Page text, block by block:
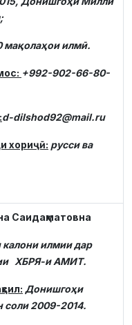
мақолаҳои илмӣ.
+992-902-66-80-
d-dilshod92@mail.ru
хориҷӣ: русси ва
Саидаҳматовна
илмии дар
ХБРЯ-и АМИТ.
Донишгоҳи
соли 2009-2014.